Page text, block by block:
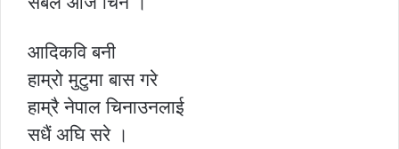
आदिकवि बनी
हाम्रो मुटुमा बास गरे
हाम्रै नेपाल चिनाउनलाई
सधैं अघि सरे ।